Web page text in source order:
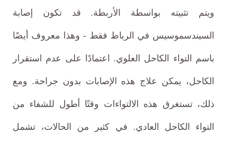
ويتم تثبيته بواسطة الأربطة. قد تكون إصابة
السيندسموسيس في الرباط فقط - وهذا معروف أيضًا
باسم التواء الكاحل العلوي. اعتمادًا على عدم استقرار
الكاحل، يمكن علاج هذه الإصابات بدون جراحة. ومع
ذلك، تستغرق هذه الالتواءات وقتًا أطول للشفاء من
التواء الكاحل العادي. في كثير من الحالات، تشمل